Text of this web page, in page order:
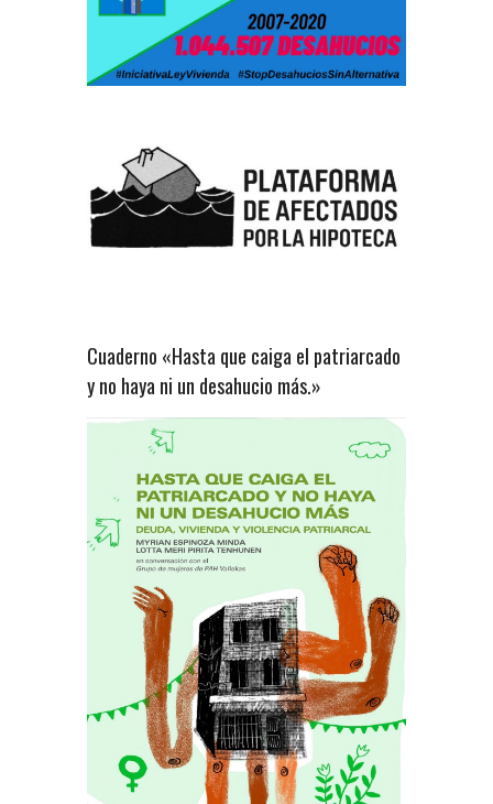
Cuaderno «Hasta que caiga el patriarcado
y no haya ni un desahucio más.»